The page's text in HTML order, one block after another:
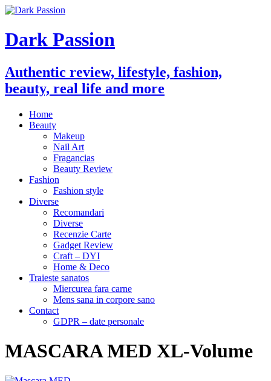
Dark Passion
Authentic review, lifestyle, fashion,
beauty, real life and more
Home
Beauty
Makeup
Nail Art
Fragancias
Beauty Review
Fashion
Fashion style
Diverse
Recomandari
Diverse
Recenzie Carte
Gadget Review
Craft – DYI
Home & Deco
Traieste sanatos
Miercurea fara carne
Mens sana in corpore sano
Contact
GDPR – date personale
MASCARA MED XL-Volume